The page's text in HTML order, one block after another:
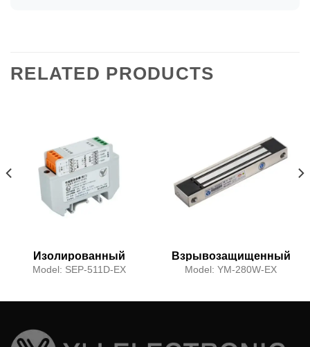
RELATED PRODUCTS
Изолированный
барьер с магнитным
Model: SEP-511D-EX
Взрывозащищенный
магнитный замок для
Model: YM-280W-EX